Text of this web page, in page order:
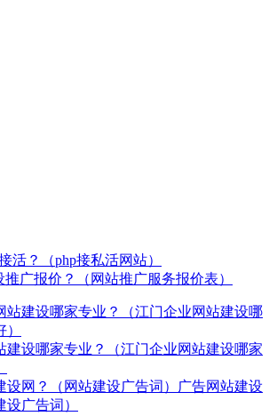
建设哪家专业？（江门企业网站建设哪家
广告网站建设
广告词）